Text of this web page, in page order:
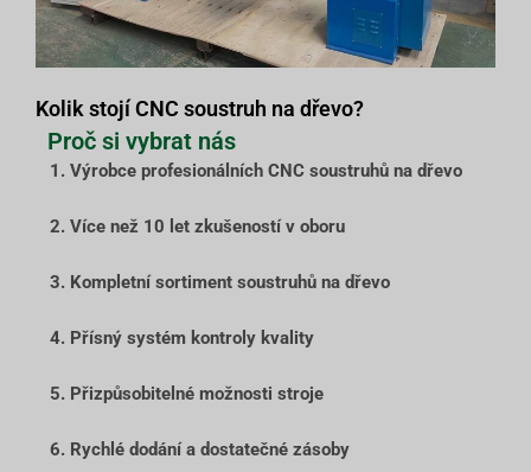
Kolik stojí CNC soustruh na dřevo?
Proč si vybrat nás
1. Výrobce profesionálních CNC soustruhů na dřevo
2. Více než 10 let zkušeností v oboru
3. Kompletní sortiment soustruhů na dřevo
4. Přísný systém kontroly kvality
5. Přizpůsobitelné možnosti stroje
6. Rychlé dodání a dostatečné zásoby